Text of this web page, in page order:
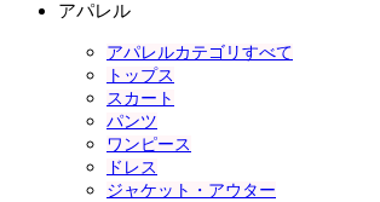
アパレル
アパレルカテゴリすべて
トップス
スカート
パンツ
ワンピース
ドレス
ジャケット・アウター